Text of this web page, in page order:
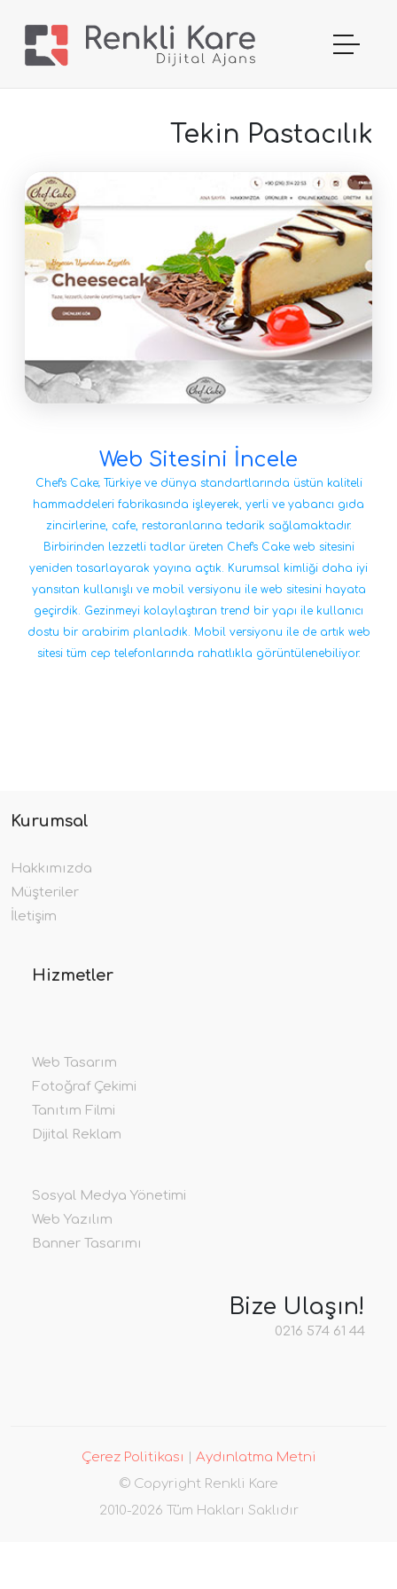
Tekin Pastacılık
Web Sitesini İncele
Chef's Cake; Türkiye ve dünya standartlarında üstün kaliteli
hammaddeleri fabrikasında işleyerek, yerli ve yabancı gıda
zincirlerine, cafe, restoranlarına tedarik sağlamaktadır.
Birbirinden lezzetli tadlar üreten Chef's Cake web sitesini
yeniden tasarlayarak yayına açtık. Kurumsal kimliği daha iyi
yansıtan kullanışlı ve mobil versiyonu ile web sitesini hayata
geçirdik. Gezinmeyi kolaylaştıran trend bir yapı ile kullanıcı
dostu bir arabirim planladık. Mobil versiyonu ile de artık web
sitesi tüm cep telefonlarında rahatlıkla görüntülenebiliyor.
Kurumsal
Hakkımızda
Müşteriler
İletişim
Hizmetler
Web Tasarım
Fotoğraf Çekimi
Tanıtım Filmi
Dijital Reklam
Sosyal Medya Yönetimi
Web Yazılım
Banner Tasarımı
Bize Ulaşın!
0216 574 61 44
Çerez Politikası
Aydınlatma Metni
© Copyright Renkli Kare
2010-2026 Tüm Hakları Saklıdır